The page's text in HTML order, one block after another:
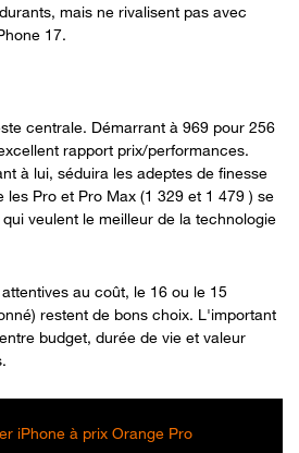
mais ne rivalisent pas avec
17.
centrale. Démarrant à 969 pour 256
rapport prix/performances.
à lui, séduira les adeptes de finesse
les Pro et Pro Max (1 329 et 1 479 ) se
veulent le meilleur de la technologie
au coût, le 16 ou le 15
restent de bons choix. L'important
budget, durée de vie et valeur
iPhone à prix Orange Pro